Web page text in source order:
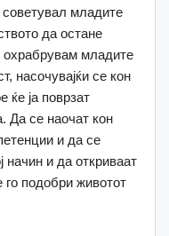
младите
да остане
охрабрувам младите
насочувајќи се кон
ќе ја поврзат
Да се наочат кон
и да се
начин и да откриваат
го подобри животот